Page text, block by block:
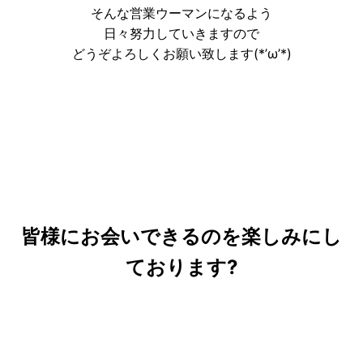
そんな営業ウーマンになるよう
日々努力していきますので
どうぞよろしくお願い致します(*’ω’*)
皆様にお会いできるのを楽しみにし
ております?